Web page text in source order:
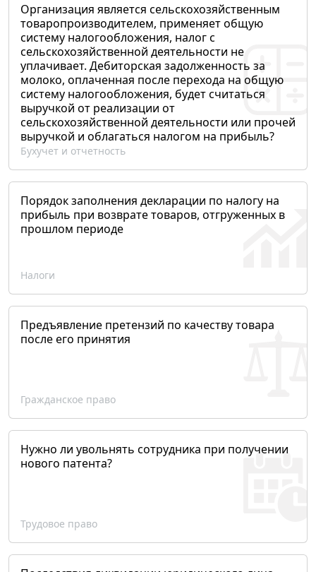
Организация является сельскохозяйственным
товаропроизводителем, применяет общую
систему налогообложения, налог с
сельскохозяйственной деятельности не
уплачивает. Дебиторская задолженность за
молоко, оплаченная после перехода на общую
систему налогообложения, будет считаться
выручкой от реализации от
сельскохозяйственной деятельности или прочей
выручкой и облагаться налогом на прибыль?
Бухучет и отчетность
Порядок заполнения декларации по налогу на
прибыль при возврате товаров, отгруженных в
прошлом периоде
Налоги
Предъявление претензий по качеству товара
после его принятия
Гражданское право
Нужно ли увольнять сотрудника при получении
нового патента?
Трудовое право